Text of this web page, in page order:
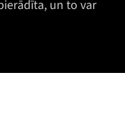
un to var